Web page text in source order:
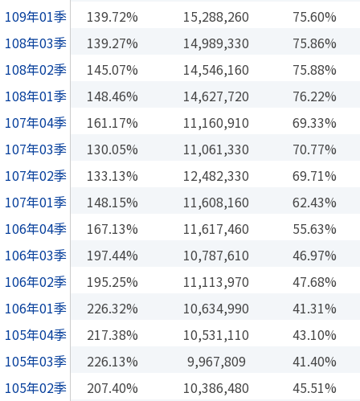
109年01季
139.72% 15,288,260
75.60%
108年03季
139.27% 14,989,330
75.86%
108年02季
145.07% 14,546,160
75.88%
108年01季
148.46% 14,627,720
76.22%
107年04季
161.17% 11,160,910
69.33%
107年03季
130.05% 11,061,330
70.77%
107年02季
133.13% 12,482,330
69.71%
107年01季
148.15% 11,608,160
62.43%
106年04季
167.13% 11,617,460
55.63%
106年03季
197.44% 10,787,610
46.97%
106年02季
195.25% 11,113,970
47.68%
106年01季
226.32% 10,634,990
41.31%
105年04季
217.38% 10,531,110
43.10%
105年03季
226.13% 9,967,809
41.40%
105年02季
207.40% 10,386,480 45.51%